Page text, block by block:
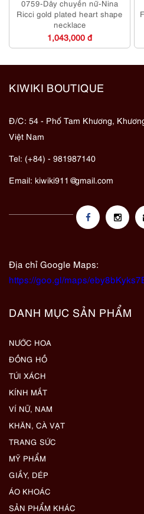
0759-Dây chuyền nữ-Nina
Ricci gold plated heart shape
necklace
1,043,000 đ
KIWIKI BOUTIQUE
Đ/C: 54 - Phố Tam Khương,
Việt Nam
Tel: (+84) - 981987140
Email: kiwiki911@gmail.com
Địa chỉ Google Maps:
https://goo.gl/maps/
DANH MỤC SẢN PHẨM
NƯỚC HOA
ĐỒNG HỒ
TÚI XÁCH
KÍNH MẮT
VÍ NỮ, NAM
KHĂN, CÀ VẠT
TRANG SỨC
MỸ PHẨM
GIẦY, DÉP
ÁO KHOÁC
SẢN PHẨM KHÁC